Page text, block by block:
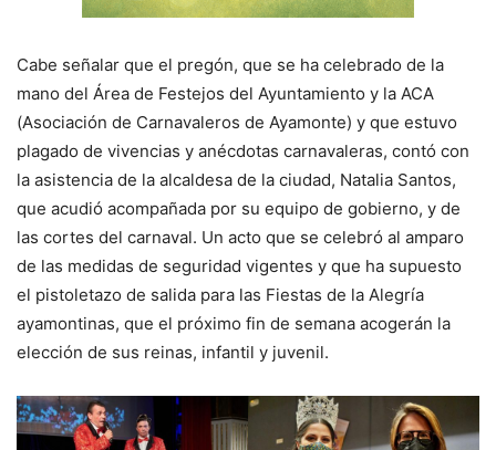
Cabe señalar que el pregón, que se ha celebrado de la
mano del Área de Festejos del Ayuntamiento y la ACA
(Asociación de Carnavaleros de Ayamonte) y que estuvo
plagado de vivencias y anécdotas carnavaleras, contó con
la asistencia de la alcaldesa de la ciudad, Natalia Santos,
que acudió acompañada por su equipo de gobierno, y de
las cortes del carnaval. Un acto que se celebró al amparo
de las medidas de seguridad vigentes y que ha supuesto
el pistoletazo de salida para las Fiestas de la Alegría
ayamontinas, que el próximo fin de semana acogerán la
elección de sus reinas, infantil y juvenil.